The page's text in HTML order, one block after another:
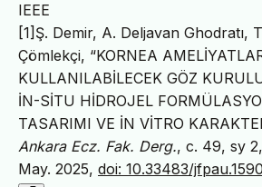
IEEE
[1]Ş. Demir, A. Deljavan Ghodratı,
Çömlekçi, “KORNEA
KULLANILABİLECEK GÖZ
İN-SİTU HİDROJEL
TASARIMI VE İN VİTRO
Ankara Ecz. Fak. Derg., c. 49, sy
May. 2025, doi: 10.33483/